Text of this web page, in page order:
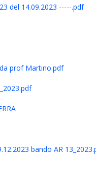
del 14.09.2023 -----.pdf
prof Martino.pdf
bando AR